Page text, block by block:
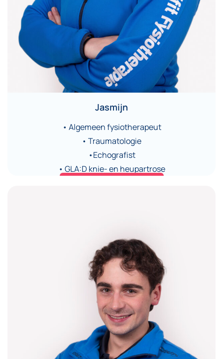
Jasmijn
• Algemeen fysiotherapeut
• Traumatologie
•Echografist
• GLA:D knie- en heupartrose